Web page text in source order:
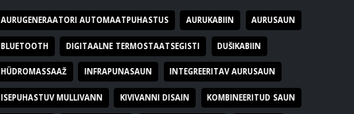
AURUGENERAATORI AUTOMAATPUHASTUS AURUKABIIN AURUSAUN
BLUETOOTH DIGITAALNE TERMOSTAATSEGISTI DUŠIKABIIN
HÜDROMASSAAŽ INFRAPUNASAUN INTEGREERITAV AURUSAUN
ISEPUHASTUV MULLIVANN KIVIVANNI DISAIN KOMBINEERITUD SAUN